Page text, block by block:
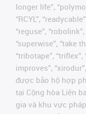
longer life”,
“RCYL”,
“reguse”,
“superwise”, “take
“tribotape”,
improves”,
được bảo hộ hợp
tại Cộng hòa Liên
gia và khu vực